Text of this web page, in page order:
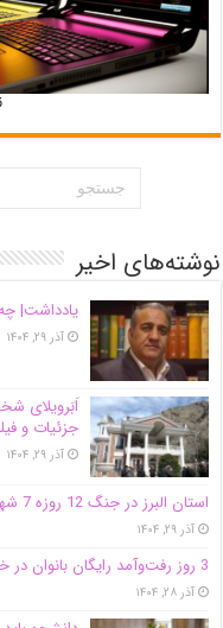
نوشته‌های اخیر
یادداشت|
آذر ۲۹, ۱۴۰۴
اَبَر‌ویلای
جزئیات و
آذر ۲۹, ۱۴۰۴
استان البرز در جنگ 12 روزه 7 شهید دانشجو تقدیم انقلاب کرد
آذر ۲۹, ۱۴۰۴
3 روز رفت‌وآمد رایگان بانوان در خطوط اتوبوسرانی شهری کرج
آذر ۲۸, ۱۴۰۴